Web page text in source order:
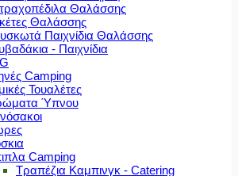
Θαλάσσης
Θαλάσσης
Παιχνίδια Θαλάσσης
- Παιχνίδια
Camping
Τουαλέτες
Ύπνου
Camping
Τραπέζια Καμπινγκ - Catering